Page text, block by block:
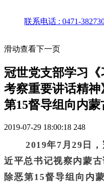
联系电话 : 0471-
滑动查看下一页
冠世党支部学习
考察重要讲话精
第15督导组向内蒙
2019-07-29 18:00:18 248
2019年7月29日
近平总书记视察内蒙
除恶第15督导组向内